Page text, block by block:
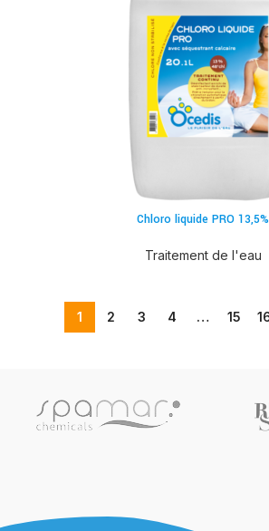
Chloro liquide PRO 13,5%
Traitement de l'eau
1 2 3 4 … 15